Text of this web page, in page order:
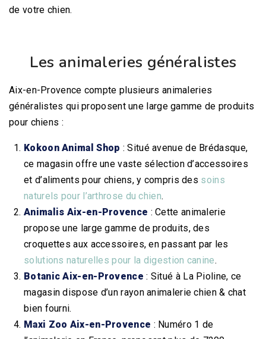
de votre chien.
Les animaleries généralistes
Aix-en-Provence compte plusieurs animaleries
généralistes qui proposent une large gamme de produits
pour chiens :
Kokoon Animal Shop : Situé avenue de Brédasque,
ce magasin offre une vaste sélection d’accessoires
et d’aliments pour chiens, y compris des soins
naturels pour l’arthrose du chien.
Animalis Aix-en-Provence : Cette animalerie
propose une large gamme de produits, des
croquettes aux accessoires, en passant par les
solutions naturelles pour la digestion canine.
Botanic Aix-en-Provence : Situé à La Pioline, ce
magasin dispose d’un rayon animalerie chien & chat
bien fourni.
Maxi Zoo Aix-en-Provence : Numéro 1 de